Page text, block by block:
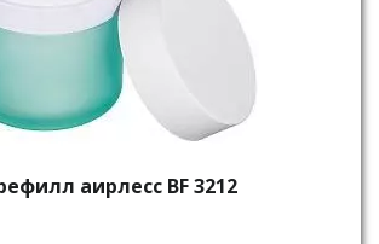
аирлесс BF 3212